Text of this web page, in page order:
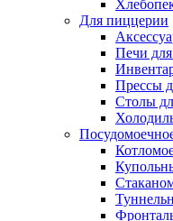
Для пиццерии
Печи
Прессы
Столы